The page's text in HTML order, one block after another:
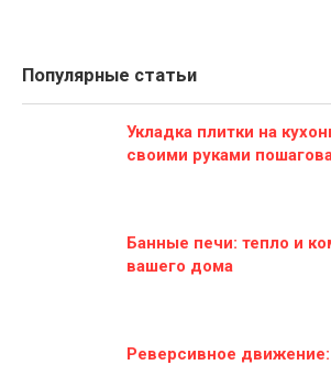
Популярные статьи
Укладка плитки на
своими руками
Банные печи: тепло и
вашего дома
Реверсивное движение: